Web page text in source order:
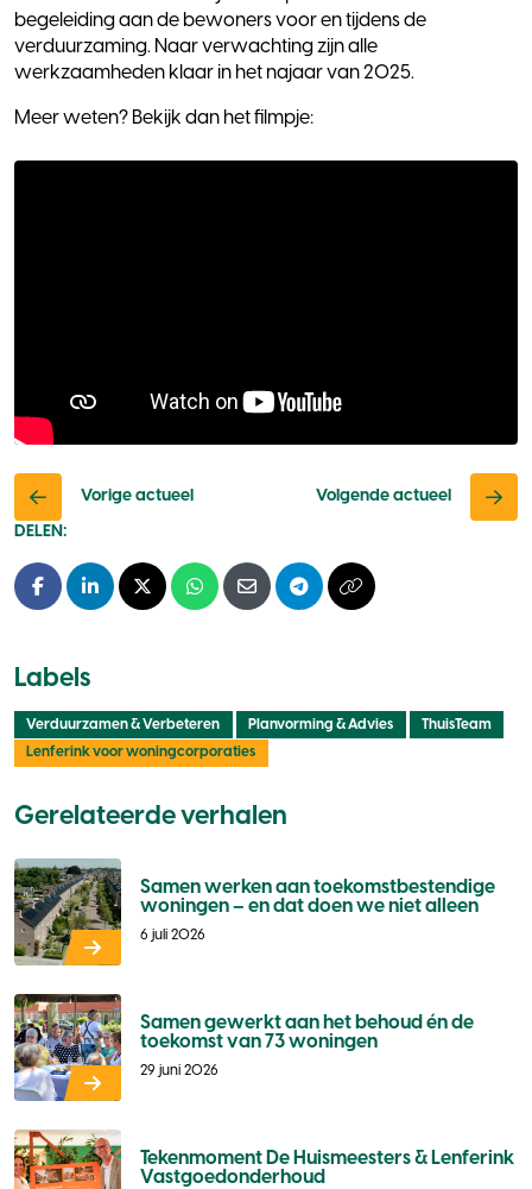
begeleiding aan de bewoners voor en tijdens de
verduurzaming. Naar verwachting zijn alle
werkzaamheden klaar in het najaar van 2025.
Meer weten? Bekijk dan het filmpje:
Vorige actueel
Volgende actueel
DELEN:
Facebook
LinkedInX - TwitterWhatsapp
E-mailTelegramKopieer naar
Labels
Verduurzamen & Verbeteren Planvorming & Advies
ThuisTeam
Lenferink voor woningcorporaties
Gerelateerde verhalen
Samen werken aan toekomstbestendige
woningen – en dat doen we niet alleen
6 juli 2026
Samen gewerkt aan het behoud én de
toekomst van 73 woningen
29 juni 2026
Tekenmoment De Huismeesters & Lenferink
Vastgoedonderhoud